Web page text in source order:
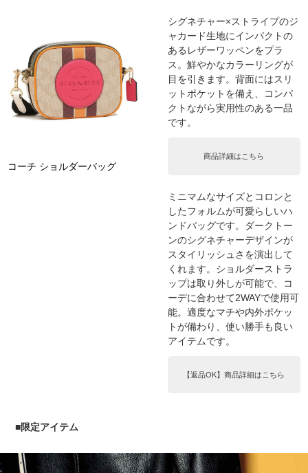
コーチ ショルダーバッグ
シグネチャー×ストライプのジ
ャカード生地にインパクトの
あるレザーワッペンをプラ
ス。鮮やかなカラーリングが
目を引きます。背面にはスリ
ットポケットを備え、コンパ
クトながら実用性のある一品
です。
商品詳細はこちら
ミニマムなサイズとコロンと
したフォルムが可愛らしいハ
ンドバッグです。ダークトー
ンのシグネチャーデザインが
スタイリッシュさを演出して
くれます。ショルダーストラ
ップは取り外しが可能で、コ
ーデに合わせて2WAYで使用可
能。適度なマチや内外ポケッ
トが備わり、使い勝手も良い
アイテムです。
【返品OK】商品詳細はこちら
■限定アイテム